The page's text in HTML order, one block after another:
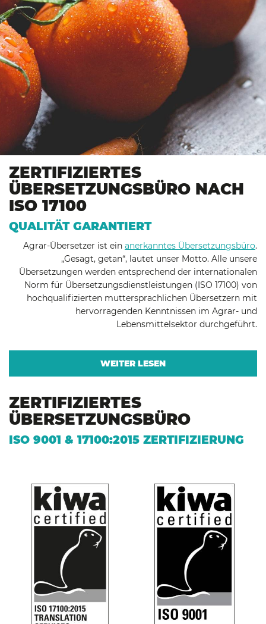
ZERTIFIZIERTES
ÜBERSETZUNGSBÜRO NACH
ISO 17100
QUALITÄT GARANTIERT
Agrar-Übersetzer ist ein anerkanntes Übersetzungsbüro.
„Gesagt, getan“, lautet unser Motto. Alle unsere
Übersetzungen werden entsprechend der internationalen
Norm für Übersetzungsdienstleistungen (ISO 17100) von
hochqualifizierten muttersprachlichen Übersetzern mit
hervorragenden Kenntnissen im Agrar- und
Lebensmittelsektor durchgeführt.
WEITER LESEN
ZERTIFIZIERTES
ÜBERSETZUNGSBÜRO
ISO 9001 & 17100:2015 ZERTIFIZIERUNG